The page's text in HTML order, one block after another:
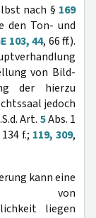
nach § 169
den Ton- und
103, 44, 66 ff.).
von Bild-
der hierzu
jedoch
Art. 5Abs. 1
f.; 119, 309,
kann eine
von
liegen